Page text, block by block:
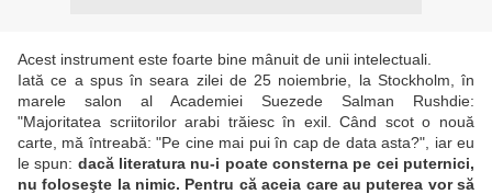
Acest instrument este foarte bine mânuit de unii intelectuali.
Iată ce a spus în seara zilei de 25 noiembrie, la Stockholm, în
marele salon al Academiei Suezede Salman Rushdie:
"Majoritatea scriitorilor arabi trăiesc în exil. Când scot o nouă
carte, mă întreabă: "Pe cine mai pui în cap de data asta?", iar eu
le spun: dacă literatura nu-i poate consterna pe cei puternici,
nu foloseşte la nimic. Pentru că aceia care au puterea vor să